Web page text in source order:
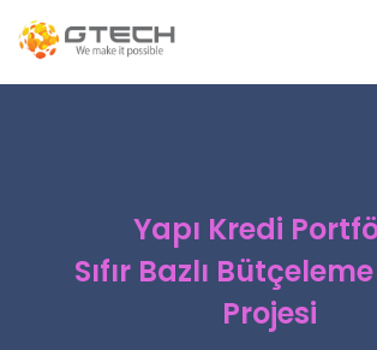
Analitik & Veri Mühendisliği
Bulut & Yönetilen Servisler
İnovasyon & Ar-Ge
Yapı Kredi
Sıfır Bazlı
Projesi